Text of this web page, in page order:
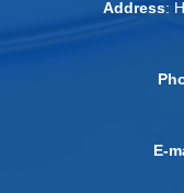
Address:
E-